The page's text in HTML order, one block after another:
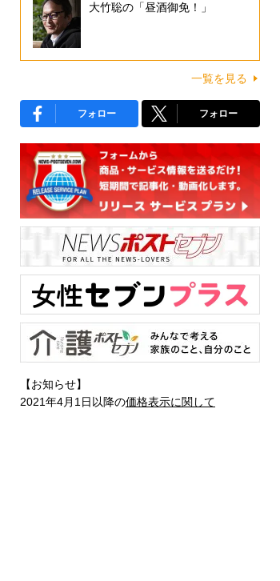
大竹聡の「昼酒御免！」
一覧を見る
フォロー フォロー
【お知らせ】
2021年4月1日以降の価格表示に関して